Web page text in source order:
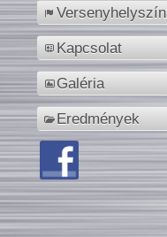
Versenyhelyszín
Kapcsolat
Galéria
Eredmények